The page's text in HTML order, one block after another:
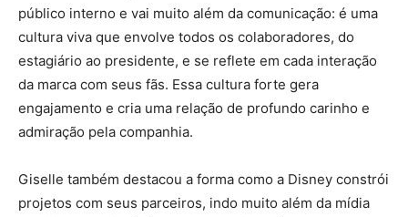
público interno e vai muito além da comunicação: é uma
cultura viva que envolve todos os colaboradores, do
estagiário ao presidente, e se reflete em cada interação
da marca com seus fãs. Essa cultura forte gera
engajamento e cria uma relação de profundo carinho e
admiração pela companhia.
Giselle também destacou a forma como a Disney constrói
projetos com seus parceiros, indo muito além da mídia